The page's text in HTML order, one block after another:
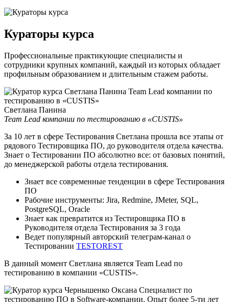
Кураторы курса
Профессиональные практикующие специалисты и
сотрудники крупных компаний, каждый из которых обладает
профильным образованием и длительным стажем работы.
Светлана Панина
Team Lead компании по тестированию в «CUSTIS»
За 10 лет в сфере Тестирования Светлана прошла все этапы от
рядового Тестировщика ПО, до руководителя отдела качества.
Знает о Тестировании ПО абсолютно все: от базовых понятий,
до менеджерской работы отдела тестирования.
Знает все современные тенденции в сфере Тестирования
ПО
Рабочие инструменты: Jira, Redmine, JMeter, SQL,
PostgreSQL, Oracle
Знает как превратится из Тестировщика ПО в
Руководителя отдела Тестирования за 3 года
Ведет популярный авторский телеграм-канал о
Тестировании TESTOREST
В данный момент Светлана является Team Lead по
тестированию в компании «CUSTIS».